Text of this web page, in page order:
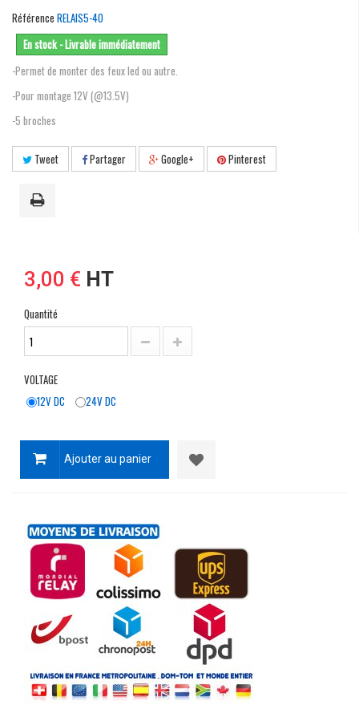
Référence RELAIS5-40
En stock - Livrable immédiatement
-Permet de monter des feux led ou autre.
-Pour montage 12V (@13.5V)
-5 broches
Tweet Partager Google+ Pinterest
3,00 € HT
Quantité
VOLTAGE
12V DC
24V DC
Ajouter au panier